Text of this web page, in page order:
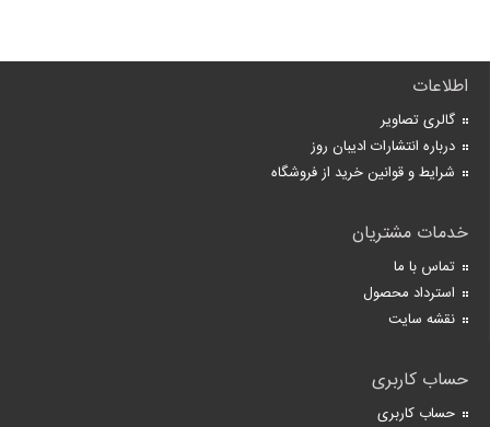
اطلاعات
گالری تصاویر
درباره انتشارات ادیبان روز
شرایط و قوانین خرید از فروشگاه
خدمات مشتریان
تماس با ما
استرداد محصول
نقشه سایت
حساب کاربری
حساب کاربری